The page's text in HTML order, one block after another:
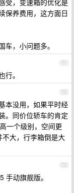
保养费用，这方面日
，小问题多。
71
。
72
本没用，如果平时经
。同价位轿车的肯定
一个级别，空间更
大，行李箱倒是大
73
手动旗舰版。